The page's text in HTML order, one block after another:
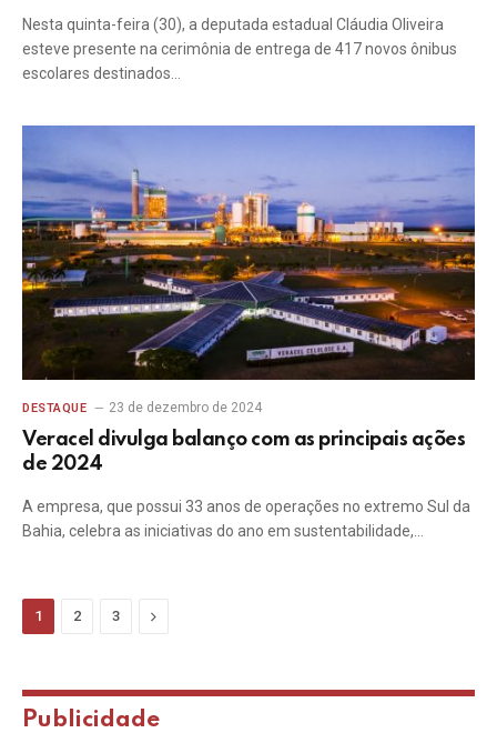
Nesta quinta-feira (30), a deputada estadual Cláudia Oliveira
esteve presente na cerimônia de entrega de 417 novos ônibus
escolares destinados…
DESTAQUE 23 de dezembro de 2024
Veracel divulga balanço com as principais ações
de 2024
A empresa, que possui 33 anos de operações no extremo Sul da
Bahia, celebra as iniciativas do ano em sustentabilidade,…
1 2 3 Next
Publicidade